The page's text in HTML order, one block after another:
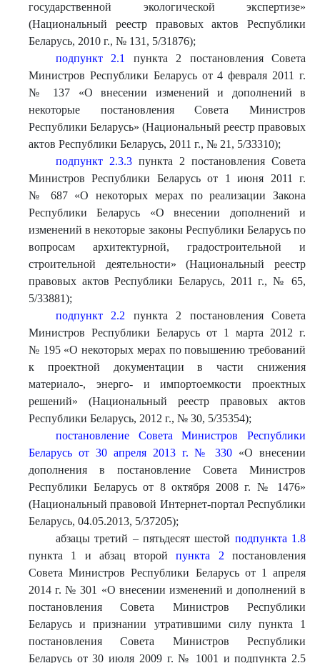
государственной экологической экспертизе»
(Национальный реестр правовых актов Республики
Беларусь, 2010 г., № 131, 5/31876);
подпункт 2.1
пункта 2 постановления Совета
Министров Республики Беларусь от 4 февраля 2011 г.
№ 137 «О внесении изменений и дополнений в
некоторые постановления Совета Министров
Республики Беларусь» (Национальный реестр правовых
актов Республики Беларусь, 2011 г., № 21, 5/33310);
подпункт 2.3.3пункта 2 постановления Совета
Министров Республики Беларусь от 1 июня 2011 г.
№ 687 «О некоторых мерах по реализации Закона
Республики Беларусь «О внесении дополнений и
изменений в некоторые законы Республики Беларусь по
вопросам архитектурной, градостроительной и
строительной деятельности» (Национальный реестр
правовых актов Республики Беларусь, 2011 г., № 65,
5/33881);
подпункт 2.2 пункта 2 постановления Совета
Министров Республики Беларусь от 1 марта 2012 г.
№ 195 «О некоторых мерах по повышению требований
к проектной документации в части снижения
материало-, энерго- и импортоемкости проектных
решений» (Национальный реестр правовых актов
Республики Беларусь, 2012 г., № 30, 5/35354);
постановление Совета Министров Республики
Беларусь от 30 апреля 2013 г. № 330 «О внесении
дополнения в постановление Совета Министров
Республики Беларусь от 8 октября 2008 г. № 1476»
(Национальный правовой Интернет-портал Республики
Беларусь, 04.05.2013, 5/37205);
абзацы третий – пятьдесят шестой подпункта 1.8
пункта 1 и абзац второйпункта 2 постановления
Совета Министров Республики Беларусь от 1 апреля
2014 г. № 301 «О внесении изменений и дополнений в
постановления Совета Министров Республики
Беларусь и признании утратившими силу пункта 1
постановления Совета Министров Республики
Беларусь от 30 июля 2009 г. № 1001 и подпункта 2.5